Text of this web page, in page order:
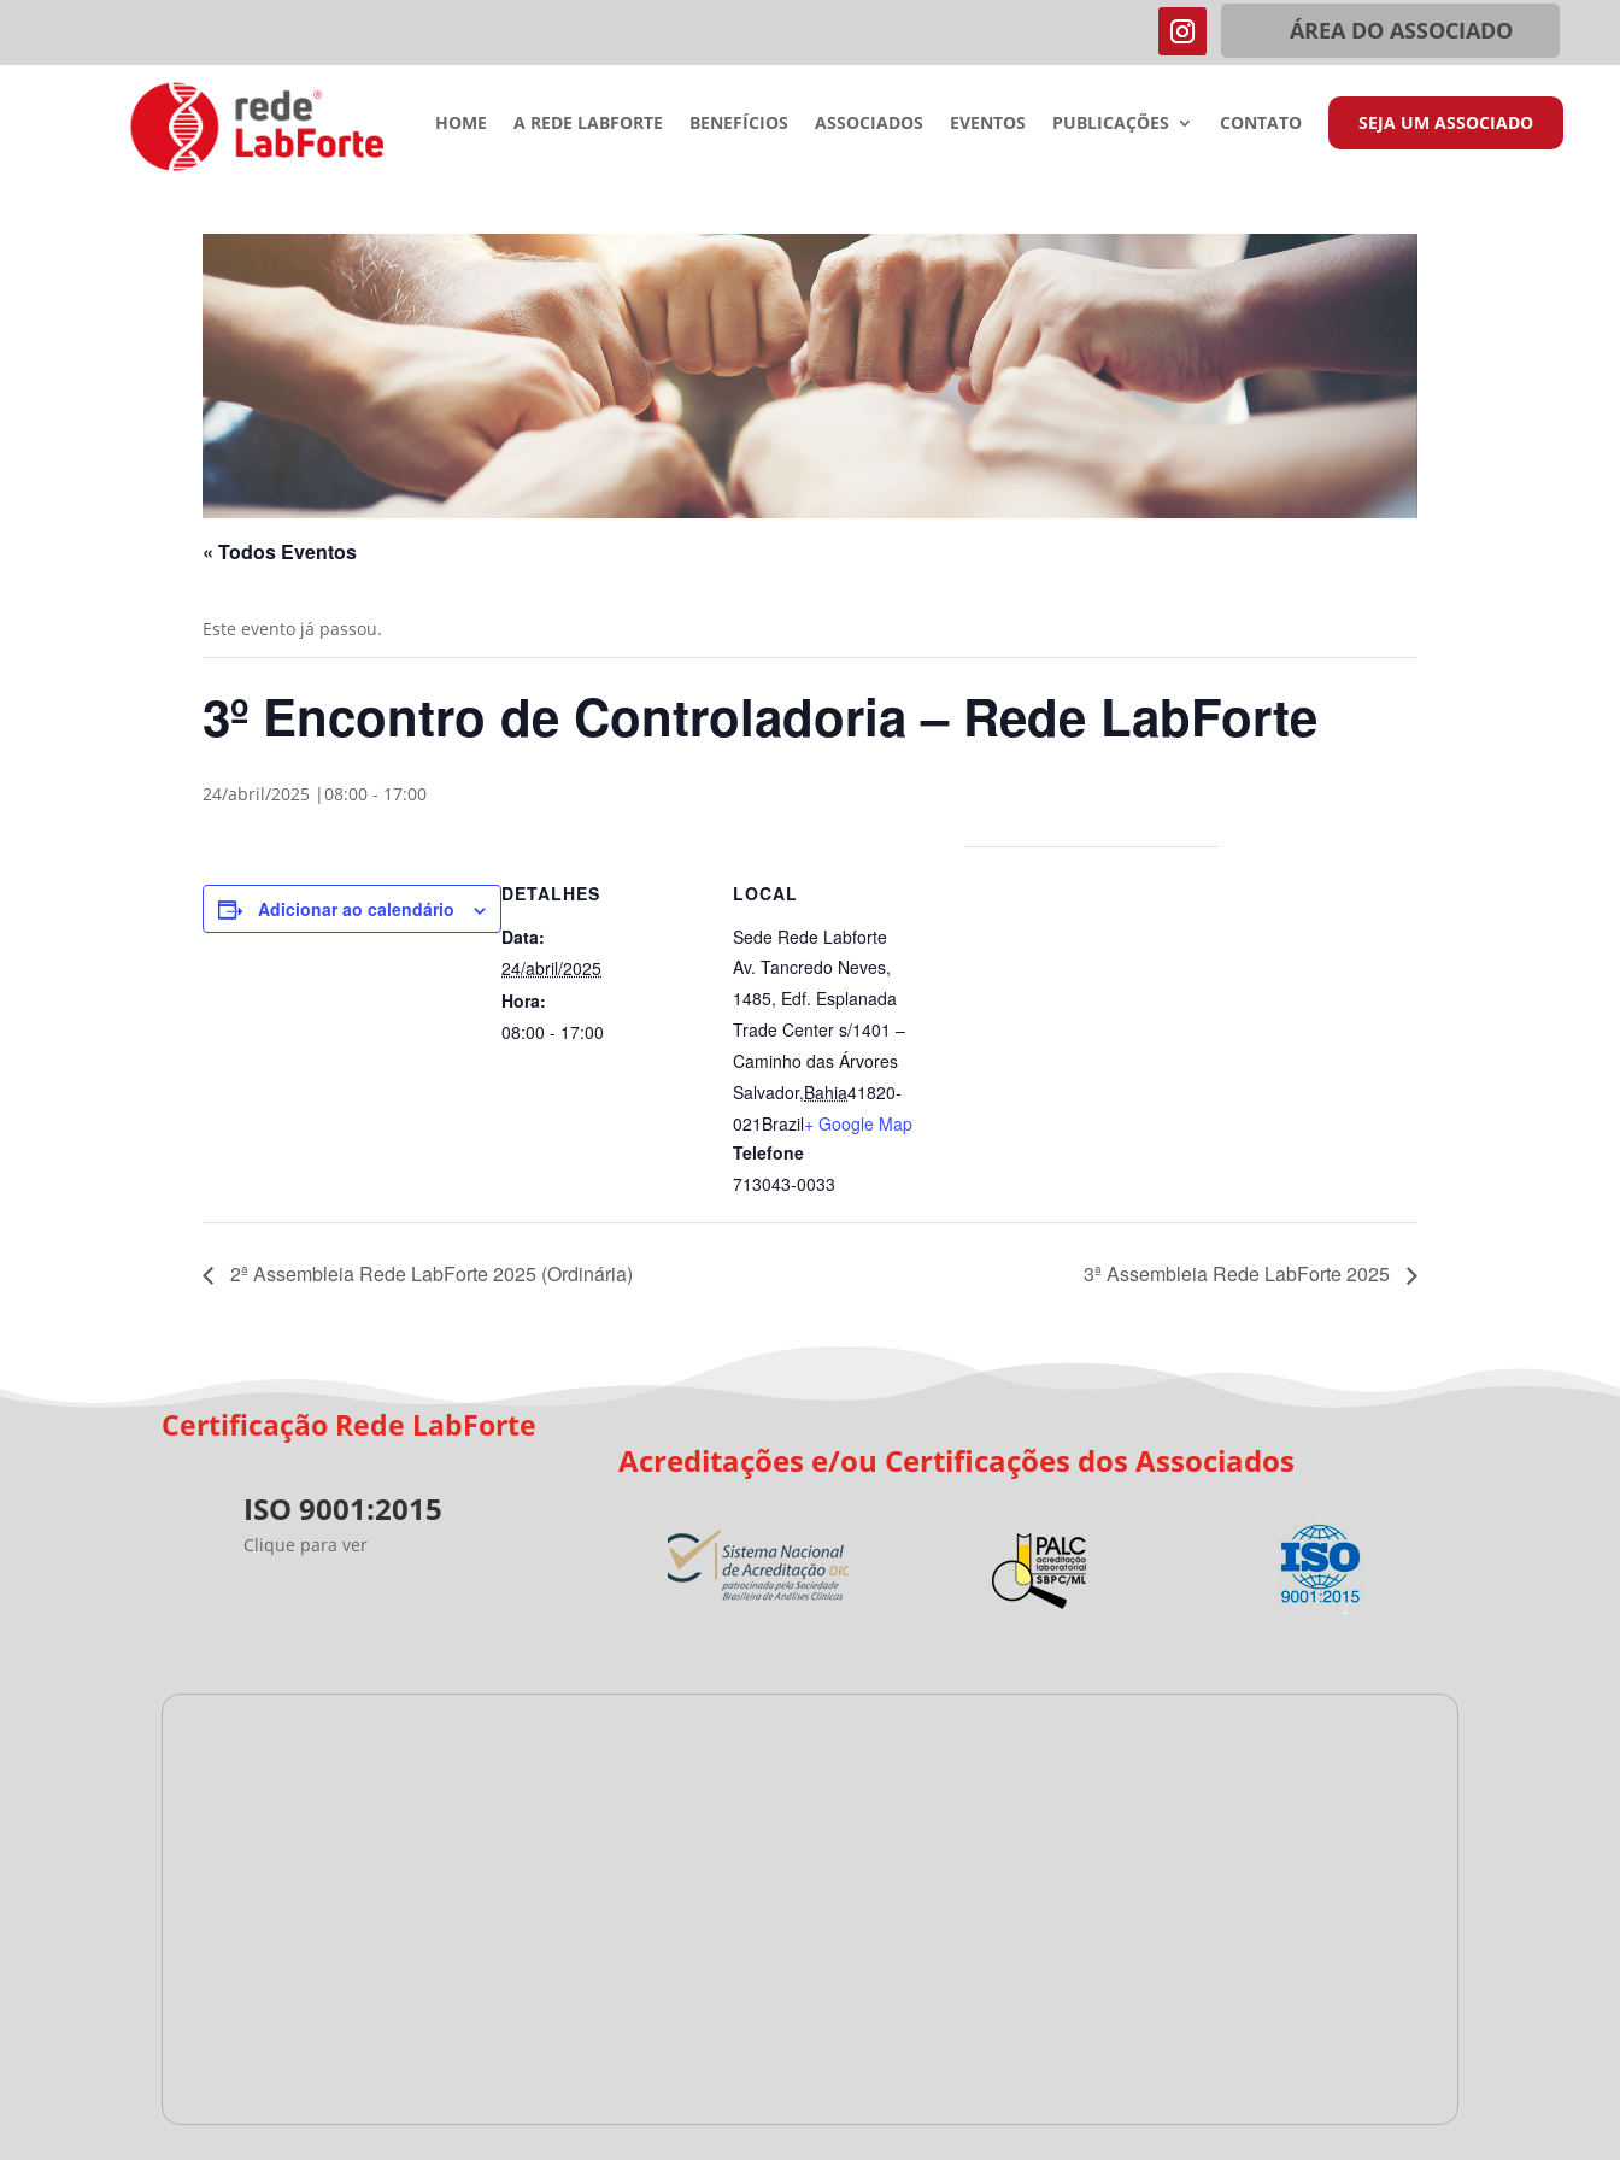
ÁREA DO ASSOCIADO
HOME A REDE LABFORTE BENEFÍCIOS ASSOCIADOS EVENTOS PUBLICAÇÕES CONTATO SEJA UM ASSOCIADO
« Todos Eventos
Este evento já passou.
3º Encontro de Controladoria – Rede LabForte
24/abril/2025 |08:00 - 17:00
Adicionar ao calendário
DETALHES
Data:
24/abril/2025
Hora:
08:00 - 17:00
LOCAL
Sede Rede Labforte
Av. Tancredo Neves,
1485, Edf. Esplanada
Trade Center s/1401 –
Caminho das Árvores
Salvador,Bahia41820-
021 Brazil+ Google Map
Telefone
713043-0033
2ª Assembleia Rede LabForte 2025 (Ordinária) 3ª Assembleia Rede LabForte 2025
Certificação Rede LabForte
ISO 9001:2015
Clique para ver
Acreditações e/ou Certificações dos Associados